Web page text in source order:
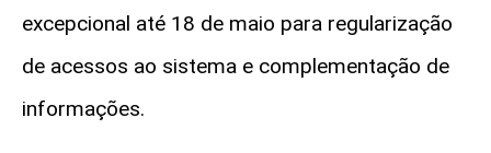
excepcional até 18 de maio para regularização
de acessos ao sistema e complementação de
informações.